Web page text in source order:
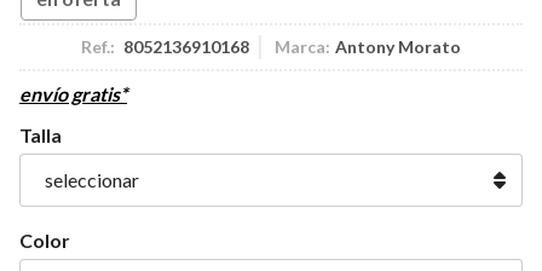
Ref.: 8052136910168 Marca: Antony Morato
envío gratis*
Talla
Color